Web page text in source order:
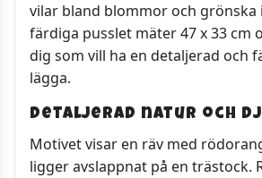
vilar bland blommor och grönska
färdiga pusslet mäter 47 x 33 cm
dig som vill ha en detaljerad och
lägga.
Detaljerad natur och
Motivet visar en räv med
ligger avslappnat på en trästock.